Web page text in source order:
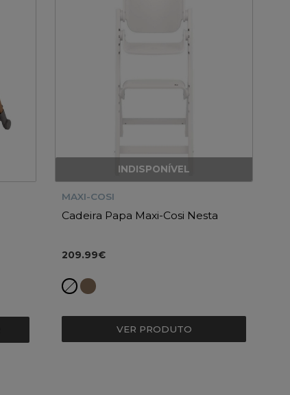
INDISPONÍVEL
MAXI-COSI
Cadeira Papa Maxi-Cosi Nesta
209.99€
VER PRODUTO